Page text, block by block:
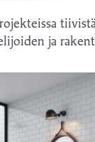
ja